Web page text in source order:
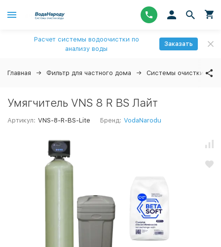
Расчет системы водоочистки по
анализу воды
Заказать
Главная Фильтр для частного дома Системы очистки воды
Умягчитель VNS 8 R BS Лайт
Артикул: VNS-8-R-BS-Lite Бренд: VodaNarodu